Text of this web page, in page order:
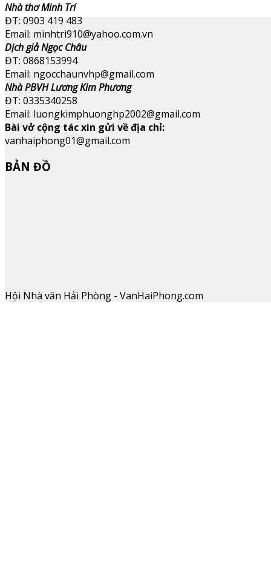
Nhà thơ Minh Trí
ĐT: 0903 419 483
Email: minhtri910@yahoo.com.vn
Dịch giả Ngọc Châu
ĐT: 0868153994
Email: ngocchaunvhp@gmail.com
Nhà PBVH Lương Kim Phương
ĐT: 0335340258
Email: luongkimphuonghp2002@gmail.com
Bài vở cộng tác xin gửi về địa chỉ:
vanhaiphong01@gmail.com
BẢN ĐỒ
Hội Nhà văn Hải Phòng - VanHaiPhong.com